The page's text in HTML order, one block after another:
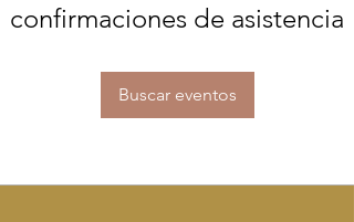
confirmaciones de asistencia
Buscar eventos